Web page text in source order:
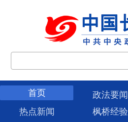
首页 政法要闻
热点新闻
枫桥经验